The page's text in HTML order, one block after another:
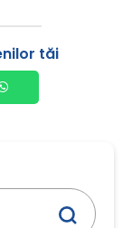
tăi